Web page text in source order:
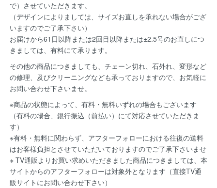
で）させていただきます。
（デザインによりましては、サイズお直しを承れない場合がござ
いますのでご了承下さい）
お届けから61日以降または2回目以降または±2.5号のお直しにつ
きましては、有料にて承ります。
その他の商品につきましても、チェーン切れ、石外れ、変形など
の修理、及びクリーニングなども承っておりますので、お気軽に
お問い合わせ下さいませ。
※商品の状態によって、有料・無料いずれの場合もございます
（有料の場合、銀行振込（前払い）にて対応させていただきま
す）
※有料・無料に関わらず、アフターフォローにおける往復の送料
はお客様負担とさせていただいておりますのでご了承下さいませ
※ TV通販よりお買い求めいただきました商品につきましては、本
サイトからのアフターフォローは対象外となります（直接TV通
販サイトにお問い合わせ下さい）